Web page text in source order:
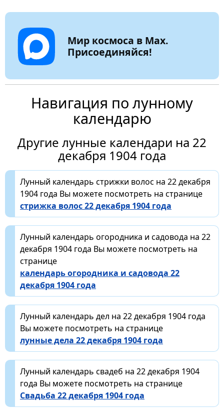
Мир космоса в Max.
Присоединяйся!
Навигация по лунному
календарю
Другие лунные календари на 22
декабря 1904 года
Лунный календарь стрижки волос на 22 декабря
1904 года Вы можете посмотреть на странице
стрижка волос 22 декабря 1904 года
Лунный календарь огородника и садовода на 22
декабря 1904 года Вы можете посмотреть на
странице
календарь огородника и садовода 22
декабря 1904 года
Лунный календарь дел на 22 декабря 1904 года
Вы можете посмотреть на странице
лунные дела 22 декабря 1904 года
Лунный календарь свадеб на 22 декабря 1904
года Вы можете посмотреть на странице
Свадьба 22 декабря 1904 года